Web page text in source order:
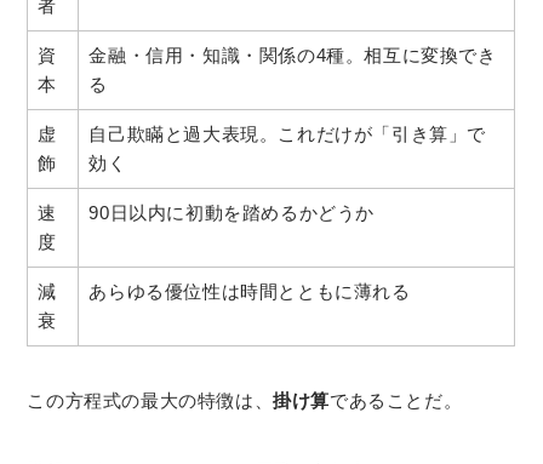
者
資
本
金融・信用・知識・関係の4種。相互に変換でき
る
虚
飾
自己欺瞞と過大表現。これだけが「引き算」で
効く
速
度
90日以内に初動を踏めるかどうか
減
衰
あらゆる優位性は時間とともに薄れる
この方程式の最大の特徴は、掛け算であることだ。